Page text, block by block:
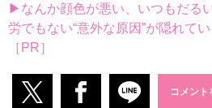
▶なんか顔色が悪い、いつもだる
労でもない“意外な原因”が隠れてい
［PR］
コメント